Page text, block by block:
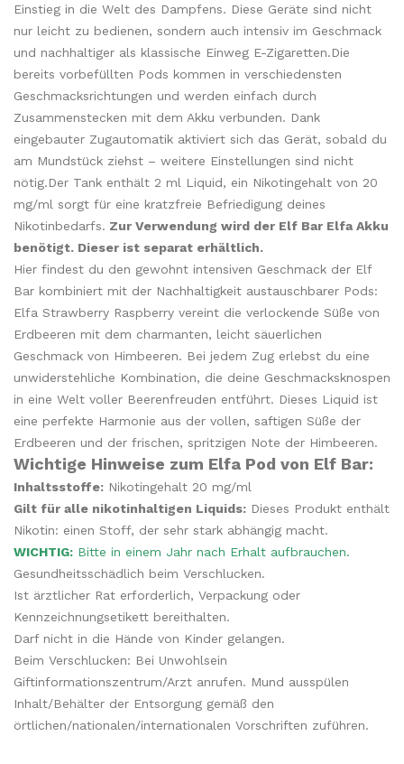
Einstieg in die Welt des Dampfens. Diese Geräte sind nicht
nur leicht zu bedienen, sondern auch intensiv im Geschmack
und nachhaltiger als klassische Einweg E-Zigaretten.Die
bereits vorbefüllten Pods kommen in verschiedensten
Geschmacksrichtungen und werden einfach durch
Zusammenstecken mit dem Akku verbunden. Dank
eingebauter Zugautomatik aktiviert sich das Gerät, sobald du
am Mundstück ziehst – weitere Einstellungen sind nicht
nötig.Der Tank enthält 2 ml Liquid, ein Nikotingehalt von 20
mg/ml sorgt für eine kratzfreie Befriedigung deines
Nikotinbedarfs. Zur Verwendung wird der Elf Bar Elfa Akku
benötigt. Dieser ist separat erhältlich.
Hier findest du den gewohnt intensiven Geschmack der Elf
Bar kombiniert mit der Nachhaltigkeit austauschbarer Pods:
Elfa Strawberry Raspberry vereint die verlockende Süße von
Erdbeeren mit dem charmanten, leicht säuerlichen
Geschmack von Himbeeren. Bei jedem Zug erlebst du eine
unwiderstehliche Kombination, die deine Geschmacksknospen
in eine Welt voller Beerenfreuden entführt. Dieses Liquid ist
eine perfekte Harmonie aus der vollen, saftigen Süße der
Erdbeeren und der frischen, spritzigen Note der Himbeeren.
Wichtige Hinweise zum Elfa Pod von Elf Bar:
Inhaltsstoffe: Nikotingehalt 20 mg/ml
Gilt für alle nikotinhaltigen Liquids: Dieses Produkt enthält
Nikotin: einen Stoff, der sehr stark abhängig macht.
WICHTIG: Bitte in einem Jahr nach Erhalt aufbrauchen.
Gesundheitsschädlich beim Verschlucken.
Ist ärztlicher Rat erforderlich, Verpackung oder
Kennzeichnungsetikett bereithalten.
Darf nicht in die Hände von Kinder gelangen.
Beim Verschlucken: Bei Unwohlsein
Giftinformationszentrum/Arzt anrufen. Mund ausspülen
Inhalt/Behälter der Entsorgung gemäß den
örtlichen/nationalen/internationalen Vorschriften zuführen.